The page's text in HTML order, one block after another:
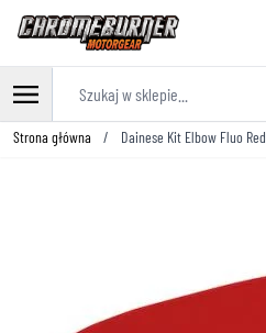
Przejdź do treści
Strona główna / Dainese Kit Elbow Fluo Red